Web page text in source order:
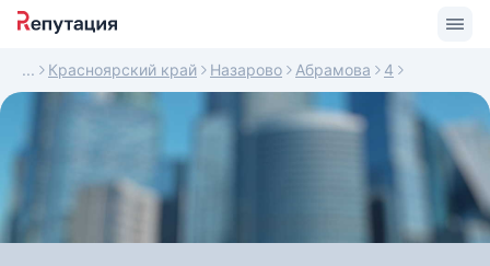
Красноярский край Назарово Абрамова 4